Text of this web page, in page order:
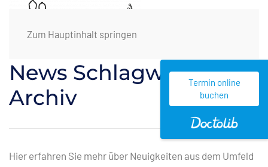
Termin online
buchen
Zum Hauptinhalt springen
News Schlagwörter
Archiv
Hier erfahren Sie mehr über Neuigkeiten aus dem Umfeld